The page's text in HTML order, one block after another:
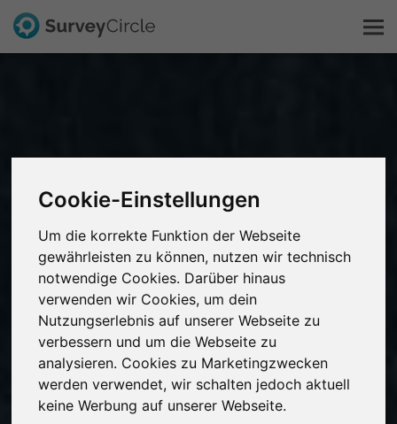
Cookie-Einstellungen
Um die korrekte Funktion der Webseite
gewährleisten zu können, nutzen wir technisch
notwendige Cookies. Darüber hinaus
verwenden wir Cookies, um dein
Nutzungserlebnis auf unserer Webseite zu
verbessern und um die Webseite zu
analysieren. Cookies zu Marketingzwecken
werden verwendet, wir schalten jedoch aktuell
keine Werbung auf unserer Webseite.
Forschung entdecken
FAQ
Kostenlos registrieren
Anmelden
English